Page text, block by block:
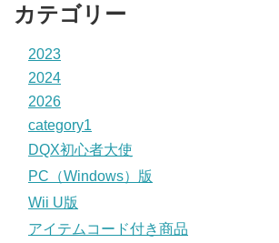
カテゴリー
2023
2024
2026
category1
DQX初心者大使
PC（Windows）版
Wii U版
アイテムコード付き商品